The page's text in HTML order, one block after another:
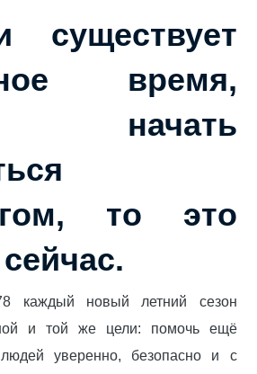
существует
время,
начать
то это
каждый новый летний сезон
и той же цели: помочь ещё
уверенно, безопасно и с